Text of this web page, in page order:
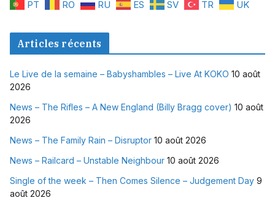
PT
RO RU ES SV TR UK
Articles récents
Le Live de la semaine – Babyshambles – Live At KOKO 10 août
2026
News – The Rifles – A New England (Billy Bragg cover) 10 août
2026
News – The Family Rain – Disruptor 10 août 2026
News – Railcard – Unstable Neighbour 10 août 2026
Single of the week – Then Comes Silence – Judgement Day 9
août 2026